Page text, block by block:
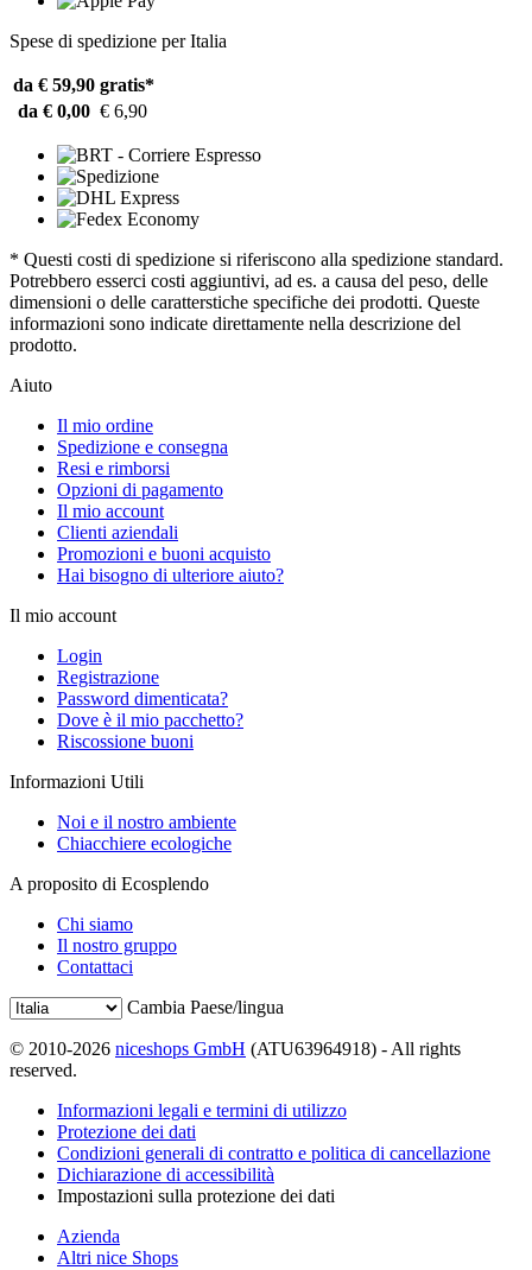
Spese di spedizione per Italia
da € 59,90 gratis*
da € 0,00 € 6,90
* Questi costi di spedizione si riferiscono alla spedizione standard.
Potrebbero esserci costi aggiuntivi, ad es. a causa del peso, delle
dimensioni o delle caratterstiche specifiche dei prodotti. Queste
informazioni sono indicate direttamente nella descrizione del
prodotto.
Aiuto
Il mio ordine
Spedizione e consegna
Resi e rimborsi
Opzioni di pagamento
Il mio account
Clienti aziendali
Promozioni e buoni acquisto
Hai bisogno di ulteriore aiuto?
Il mio account
Login
Registrazione
Password dimenticata?
Dove è il mio pacchetto?
Riscossione buoni
Informazioni Utili
Noi e il nostro ambiente
Chiacchiere ecologiche
A proposito di Ecosplendo
Chi siamo
Il nostro gruppo
Contattaci
Cambia Paese/lingua
© 2010-2026 niceshops GmbH (ATU63964918) - All rights
reserved.
Informazioni legali e termini di utilizzo
Protezione dei dati
Condizioni generali di contratto e politica di cancellazione
Dichiarazione di accessibilità
Impostazioni sulla protezione dei dati
Azienda
Altri nice Shops